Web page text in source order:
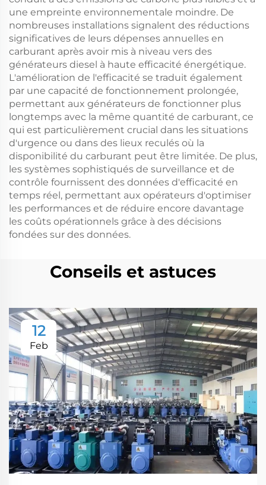
une empreinte environnementale moindre. De
nombreuses installations signalent des réductions
significatives de leurs dépenses annuelles en
carburant après avoir mis à niveau vers des
générateurs diesel à haute efficacité énergétique.
L'amélioration de l'efficacité se traduit également
par une capacité de fonctionnement prolongée,
permettant aux générateurs de fonctionner plus
longtemps avec la même quantité de carburant, ce
qui est particulièrement crucial dans les situations
d'urgence ou dans des lieux reculés où la
disponibilité du carburant peut être limitée. De plus,
les systèmes sophistiqués de surveillance et de
contrôle fournissent des données d'efficacité en
temps réel, permettant aux opérateurs d'optimiser
les performances et de réduire encore davantage
les coûts opérationnels grâce à des décisions
fondées sur des données.
Conseils et astuces
12
Feb